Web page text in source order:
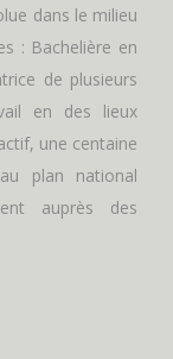
dans le milieu
: Bachelière en
de plusieurs
en des lieux
une centaine
plan national
auprès des